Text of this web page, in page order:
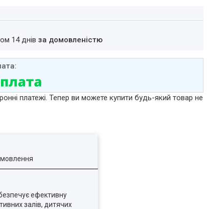
14 днівза домовленістю
платежі. Тепер ви можете купити будь-який товар не
ефективну
залів, дитячих